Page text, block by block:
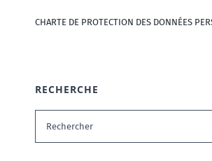
CHARTE DE PROTECTION DES DONNÉES
RECHERCHE
Rechercher: